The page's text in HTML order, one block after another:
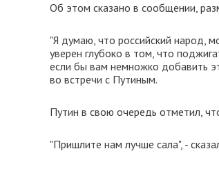
Об этом сказано в сообщении,
"Я думаю, что российский народ,
уверен глубоко в том, что
если бы вам немножко добавить
во встречи с Путиным.
Путин в свою очередь отметил,
"Пришлите нам лучше сала", -